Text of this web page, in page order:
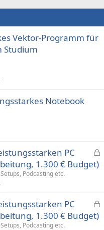
Vektor-Programm für
Studium
Notebook
e
r
PC
1.300 € Budget)
Podcasting etc.
PC
1.300 € Budget)
Podcasting etc.